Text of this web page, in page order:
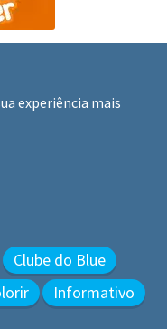
experiência mais
Clube do Blue
Informativo